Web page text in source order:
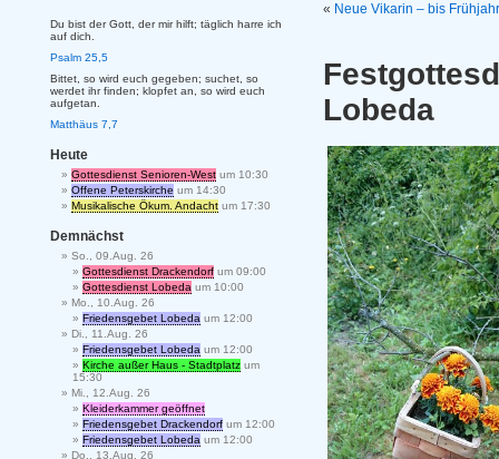
« Neue Vikarin – bis
Lobeda
Du bist der Gott, der mir hilft; täglich harre ich
auf dich.
Psalm 25,5
Bittet, so wird euch gegeben; suchet, so
werdet ihr finden; klopfet an, so wird euch
aufgetan.
Matthäus 7,7
Heute
Gottesdienst Senioren-West um 10:30
Offene Peterskirche um 14:30
Musikalische Ökum. Andacht um 17:30
Demnächst
So., 09.Aug. 26
Gottesdienst Drackendorf um 09:00
Gottesdienst Lobeda um 10:00
Mo., 10.Aug. 26
Friedensgebet Lobeda um 12:00
Di., 11.Aug. 26
Friedensgebet Lobeda um 12:00
Kirche außer Haus - Stadtplatz um
15:30
Mi., 12.Aug. 26
Kleiderkammer geöffnet
Friedensgebet Drackendorf um 12:00
Friedensgebet Lobeda um 12:00
Do., 13.Aug. 26